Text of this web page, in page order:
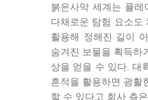
붉은사막 세계는 플레
다채로운 탐험 요소도
활용해 정해진 길이
숨겨진 보물을 획득하
상을 얻을 수 있다. 대
흔적을 활용하면 광활
할 수 있다고 회사 측